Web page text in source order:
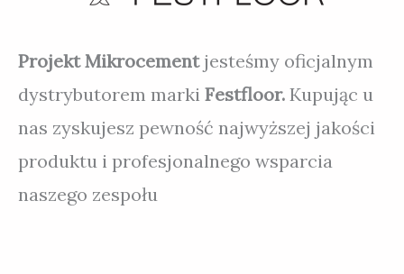
Projekt Mikrocement jesteśmy oficjalnym
dystrybutorem marki Festfloor. Kupując u
nas zyskujesz pewność najwyższej jakości
produktu i profesjonalnego wsparcia
naszego zespołu